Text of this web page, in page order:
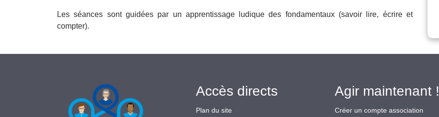
Les séances sont guidées par un apprentissage ludique des fondamentaux (savoir lire, écrire et
compter).
Accès directs
Plan du site
Agir maintenant !
Créer un compte association